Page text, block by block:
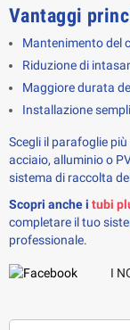
Vantaggi
Mantenimento del
Riduzione di
Maggiore durata
Installazione
Scegli il parafoglie
acciaio, alluminio o
sistema di raccolta
Scopri anche i tubi
completare il tuo
professionale.
I